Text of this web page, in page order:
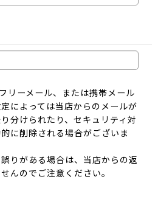
リーメール、または携帯メール
によっては当店からのメールが
分けられたり、セキュリティ対
に削除される場合がございま
りがある場合は、当店からの返
んのでご注意ください。